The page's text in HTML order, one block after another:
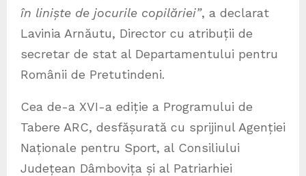
în liniște de jocurile copilăriei”, a declarat
Lavinia Arnăutu, Director cu atribuții de
secretar de stat al Departamentului pentru
Românii de Pretutindeni.
Cea de-a XVI-a ediție a Programului de
Tabere ARC, desfășurată cu sprijinul Agenției
Naționale pentru Sport, al Consiliului
Județean Dâmbovița și al Patriarhiei